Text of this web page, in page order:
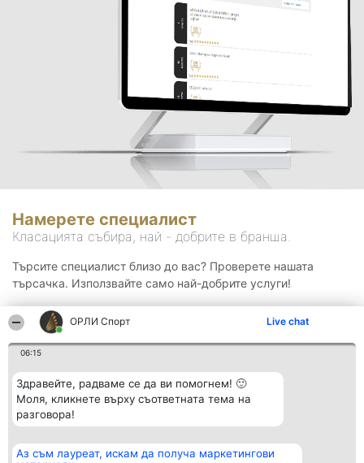
ОРЛИ Спорт Live chat
06:15
Здравейте, радваме се да ви помогнем! 🙂
Моля, кликнете върху съответната тема на
разговора!
Аз съм лауреат, искам да получа маркетингови
Намерете специалист
Класацията събира, най - добрите в бранша.
Търсите специалист близо до вас? Проверете нашата
търсачка. Използвайте само най-добрите услуги!
Организатор на
Класация Контакти